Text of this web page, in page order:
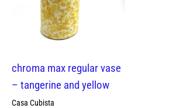
chroma max regular vase
– tangerine and yellow
Casa Cubista